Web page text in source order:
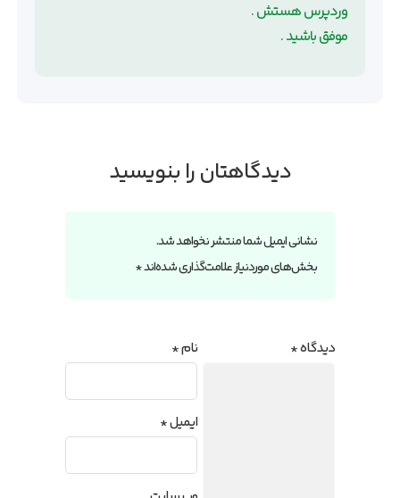
وردپرس هستش .
موفق باشید .
دیدگاهتان را بنویسید
نشانی ایمیل شما منتشر نخواهد شد.
بخش‌های موردنیاز علامت‌گذاری شده‌اند*
دیدگاه* نام*
ایمیل*